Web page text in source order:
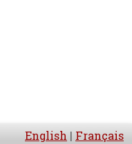
English | Français